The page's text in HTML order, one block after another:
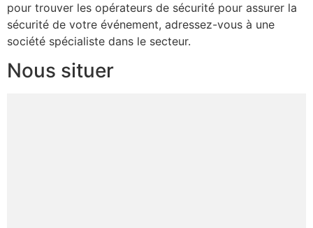
pour trouver les opérateurs de sécurité pour assurer la
sécurité de votre événement, adressez-vous à une
société spécialiste dans le secteur.
Nous situer